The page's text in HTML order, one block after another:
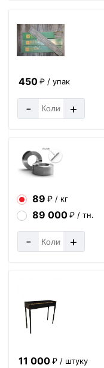
450₽ / упак
- +
89 ₽ / кг
89 000₽ / тн.
- +
11 000₽ / штуку